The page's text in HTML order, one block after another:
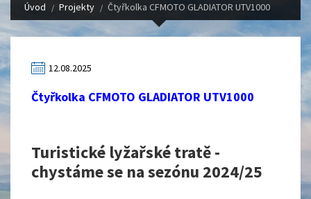
Úvod Projekty Čtyřkolka CFMOTO GLADIATOR UTV1000
12.08.2025
Čtyřkolka CFMOTO GLADIATOR UTV1000
Turistické lyžařské tratě -
chystáme se na sezónu 2024/25